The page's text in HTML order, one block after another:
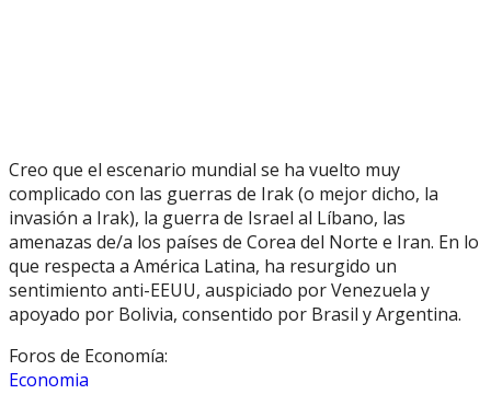
Creo que el escenario mundial se ha vuelto muy
complicado con las guerras de Irak (o mejor dicho, la
invasión a Irak), la guerra de Israel al Líbano, las
amenazas de/a los países de Corea del Norte e Iran. En lo
que respecta a América Latina, ha resurgido un
sentimiento anti-EEUU, auspiciado por Venezuela y
apoyado por Bolivia, consentido por Brasil y Argentina.
Foros de Economía:
Economia